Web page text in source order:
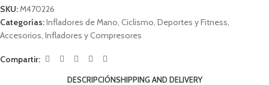
SKU:M470226
Categorías:Infladores de Mano, Ciclismo, Deportes y Fitness,
Accesorios, Infladores y Compresores
Compartir:
DESCRIPCIÓNSHIPPING AND DELIVERY